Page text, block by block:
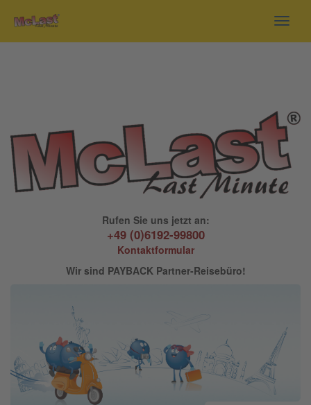
Rufen Sie uns jetzt an:
+49 (0)6192-99800
Kontaktformular
Wir sind PAYBACK Partner-Reisebüro!